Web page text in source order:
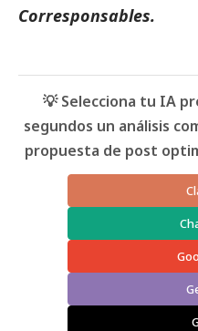
Corresponsables.
💡 Selecciona tu IA
segundos un análisis
propuesta de post